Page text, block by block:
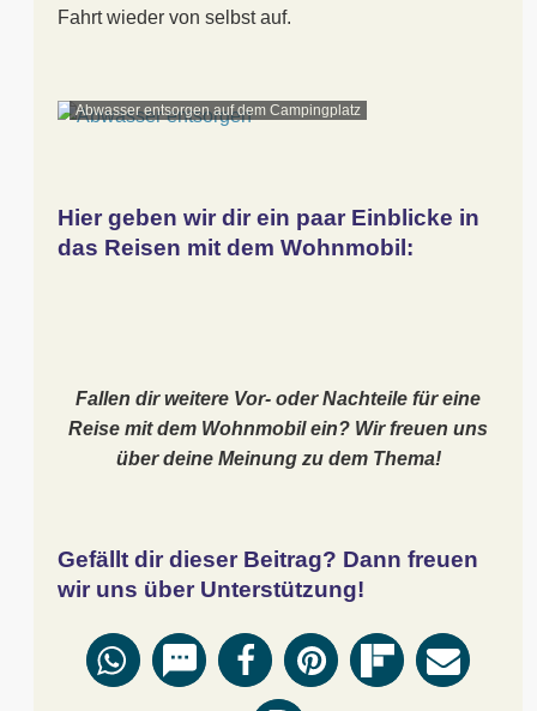
Fahrt wieder von selbst auf.
Abwasser entsorgen auf dem Campingplatz
Hier geben wir dir ein paar Einblicke in
das Reisen mit dem Wohnmobil:
Fallen dir weitere Vor- oder Nachteile für eine
Reise mit dem Wohnmobil ein? Wir freuen uns
über deine Meinung zu dem Thema!
Gefällt dir dieser Beitrag? Dann freuen
wir uns über Unterstützung!